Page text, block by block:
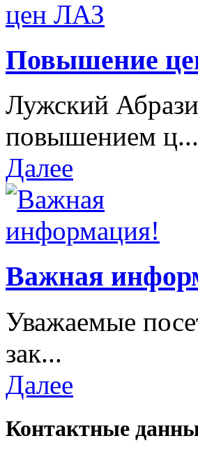
Повышение
Лужский
повышением ц...
Далее
Важная
Уважаемые
зак...
Далее
Контактные